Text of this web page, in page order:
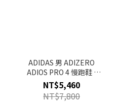
ADIDAS 男 ADIZERO
ADIOS PRO 4 慢跑鞋 -
HQ7411
NT$5,460
NT$7,800